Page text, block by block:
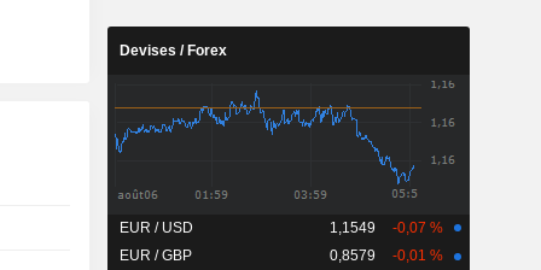
Devises / Forex
EUR / USD 1,1549
-0,07 %
EUR / GBP
0,8579 -0,01 %